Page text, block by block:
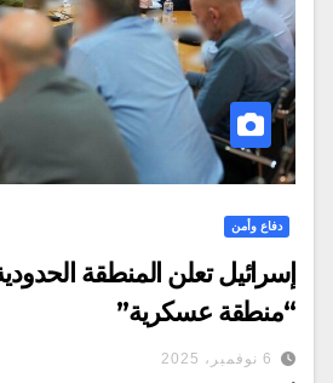
دفاع وأمن
إسرائيل تعلن المنطقة
“منطقة عسكرية”
6 نوفمبر، 2025